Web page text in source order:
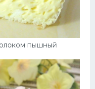
пышный